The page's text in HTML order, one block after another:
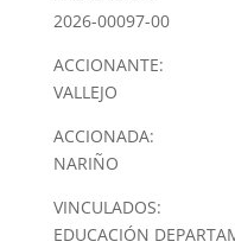
2026-00097-00
ACCIONANTE:
VALLEJO
ACCIONADA:
NARIÑO
VINCULADOS:
EDUCACIÓN